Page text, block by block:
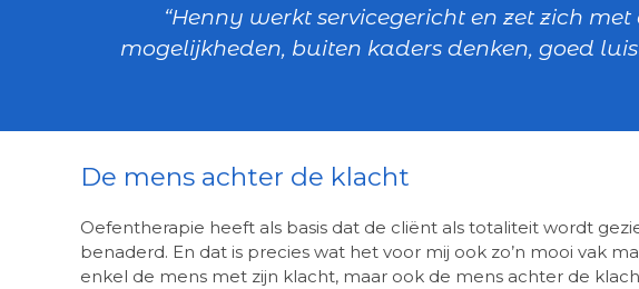
“Henny werkt servicegericht en zet zich
mogelijkheden, buiten kaders denken, goed
De mens achter de klacht
Oefentherapie heeft als basis dat de cliënt als totaliteit wordt
benaderd. En dat is precies wat het voor mij ook zo’n mooi vak
enkel de mens met zijn klacht, maar ook de mens achter de